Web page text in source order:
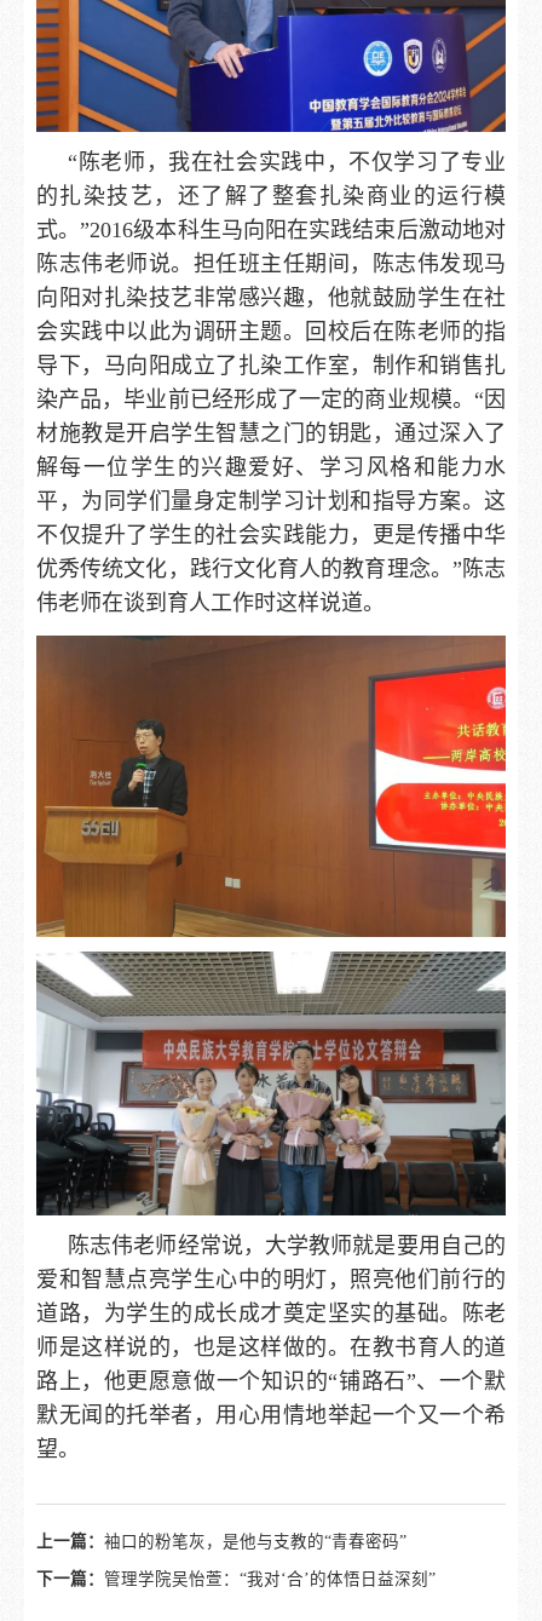
“陈老师，我在社会实践中，不仅学习了专业
的扎染技艺，还了解了整套扎染商业的运行模
式。”2016级本科生马向阳在实践结束后激动地对
陈志伟老师说。担任班主任期间，陈志伟发现马
向阳对扎染技艺非常感兴趣，他就鼓励学生在社
会实践中以此为调研主题。回校后在陈老师的指
导下，马向阳成立了扎染工作室，制作和销售扎
染产品，毕业前已经形成了一定的商业规模。“因
材施教是开启学生智慧之门的钥匙，通过深入了
解每一位学生的兴趣爱好、学习风格和能力水
平，为同学们量身定制学习计划和指导方案。这
不仅提升了学生的社会实践能力，更是传播中华
优秀传统文化，践行文化育人的教育理念。”陈志
伟老师在谈到育人工作时这样说道。
陈志伟老师经常说，大学教师就是要用自己的
爱和智慧点亮学生心中的明灯，照亮他们前行的
道路，为学生的成长成才奠定坚实的基础。陈老
师是这样说的，也是这样做的。在教书育人的道
路上，他更愿意做一个知识的“铺路石”、一个默
默无闻的托举者，用心用情地举起一个又一个希
望。
上一篇： 袖口的粉笔灰，是他与支教的“青春密码”
下一篇： 管理学院吴怡萱：“我对‘合’的体悟日益深刻”